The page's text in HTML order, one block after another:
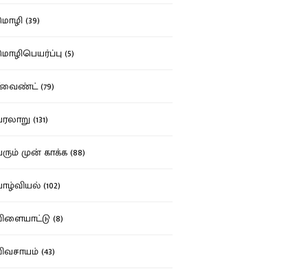
(39)
(5)
(79)
(131)
முன் காக்க (88)
(102)
(8)
(43)